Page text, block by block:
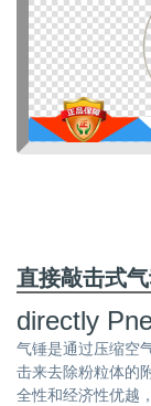
直接敲击式
directly
气锤是通过压缩空
击来去除粉粒体的
全性和经济性优越